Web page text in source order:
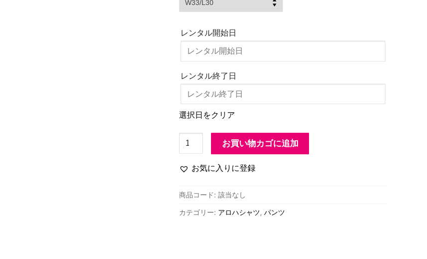
レンタル開始日
レンタル終了日
選択日をクリア
874WH
ア
ロ
ャ
ツ
お買い物カゴに追加
お気に入りに登録
商品コード: 該当なし
カテゴリー: アロハシャツ, パンツ